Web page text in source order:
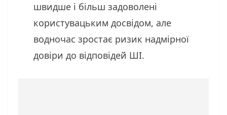
швидше і більш задоволені
користувацьким досвідом, але
водночас зростає ризик надмірної
довіри до відповідей ШІ.